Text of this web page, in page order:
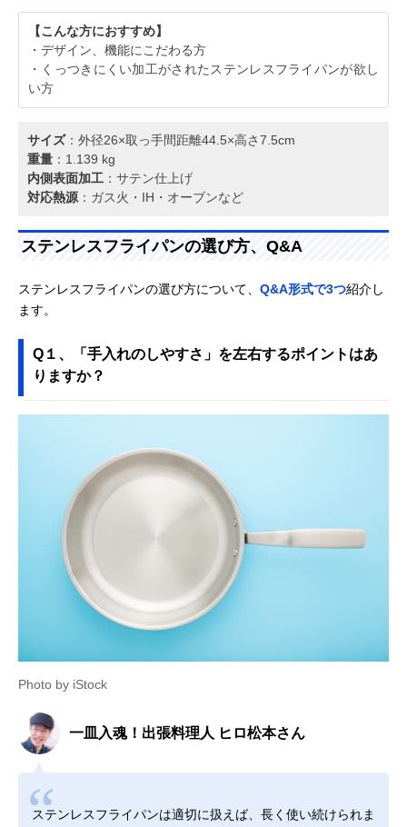
【こんな方におすすめ】
・デザイン、機能にこだわる方
・くっつきにくい加工がされたステンレスフライパンが欲し
い方
サイズ：外径26×取っ手間距離44.5×高さ7.5cm
重量 ：1.139 kg
内側表面加工 ：サテン仕上げ
対応熱源 ：ガス火・IH・オーブンなど
ステンレスフライパンの選び方、Q&A
ステンレスフライパンの選び方について、 Q&A形式で3つ紹介し
ます。
Q１、「手入れのしやすさ」を左右するポイントはあ
りますか？
Photo by iStock
一皿入魂！出張料理人 ヒロ松本さん
ステンレスフライパンは適切に扱えば、長く使い続けられま